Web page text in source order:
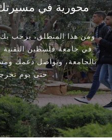
محورية في مسيرتك
ومن هذا المنطلق، يرحب
في جامعة فلسطين
بالجامعة، ويواصل دعمك
حتى يوم